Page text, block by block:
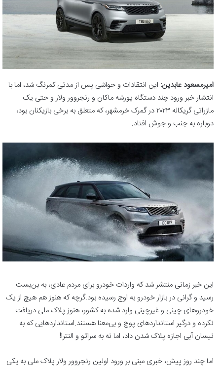
امیرمسعود عابدین: این انتقادات و حواشی پس از مدتی کمرنگ شد، اما با
انتشار خبر ورود چند دستگاه پورشه ماکان و رنجروور ولار و حتی یک
مازراتی گریکاله ۲۰۲۳ در گمرک خرمشهر، که متعلق به برخی بازیکنان بود،
دوباره به جنب و جوش افتاد.
این خبر زمانی منتشر شد که واردات خودرو برای مردم عادی، به بن‌بست
رسید و گرانی در بازار خودرو به اوج رسیده بود.گرچه که هنوز هم هیچ از یک
خودروهای چینی و غیرچینی وارد شده به کشور، هنوز پلاک ملی دریافت
نکرده و درگیر استانداردهای پوچ و بی‌معنا هستند.استانداردهایی که به
نیسان آبی اجازه پلاک شدن داد، اما نه به سراتو و النترا!
اما چند روز پیش، خبری مبنی بر ورود اولین رنجروور ولار پلاک ملی به یکی